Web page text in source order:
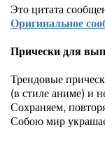
Это цитата
Оригинальное
Прически для
Трендовые
(в стиле аниме) и
Сохраняем,
Собою мир